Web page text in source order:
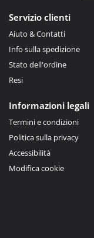
Servizio clienti
Aiuto & Contatti
Info sulla spedizione
Stato dell'ordine
Resi
Informazioni legali
Termini e condizioni
Politica sulla privacy
Accessibilità
Modifica cookie